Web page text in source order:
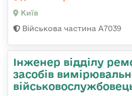
Київ
Військова частина А7039
Інженер відділу
засобів